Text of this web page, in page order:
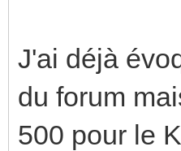
J'ai déjà
du forum
500 pour le